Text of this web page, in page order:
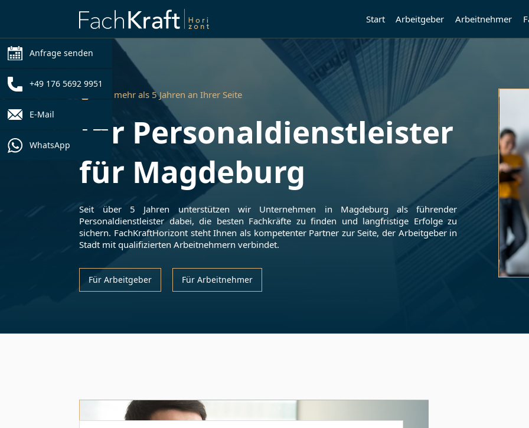
Start Arbeitgeber Arbeitnehmer
Anfrage senden
+49 176 5692 9951
E-Mail
WhatsApp
Seit mehr als 5 Jahren an Ihrer Seite
Ihr Personaldienstleister
für Magdeburg
Seit über 5 Jahren unterstützen wir Unternehmen in Magdeburg als führender
Personaldienstleister dabei, die besten Fachkräfte zu finden und langfristige Erfolge zu
sichern. FachKraftHorizont steht Ihnen als kompetenter Partner zur Seite, der Arbeitgeber in
Stadt mit qualifizierten Arbeitnehmern verbindet.
Für Arbeitgeber Für Arbeitnehmer